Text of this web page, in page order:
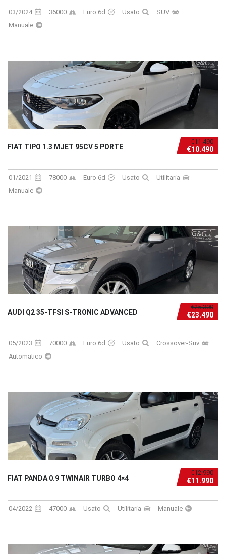
03/2024 36000 Euro 6d Usato
SUV
Manuale
€11.490
€10.490
FIAT TIPO 1.3 MJET 95CV 5 PORTE
01/2021 78000 Euro 6d Usato
Utilitaria
Manuale
€25.300
€23.490
AUDI Q2 35-TFSI S-TRONIC ADVANCED
05/2023 70000 Euro 6d Usato
Crossover-Suv
Automatico
€12.990
€11.990
FIAT PANDA 0.9 TWINAIR TURBO 4×4
04/2022 47000 Usato Utilitaria Manuale